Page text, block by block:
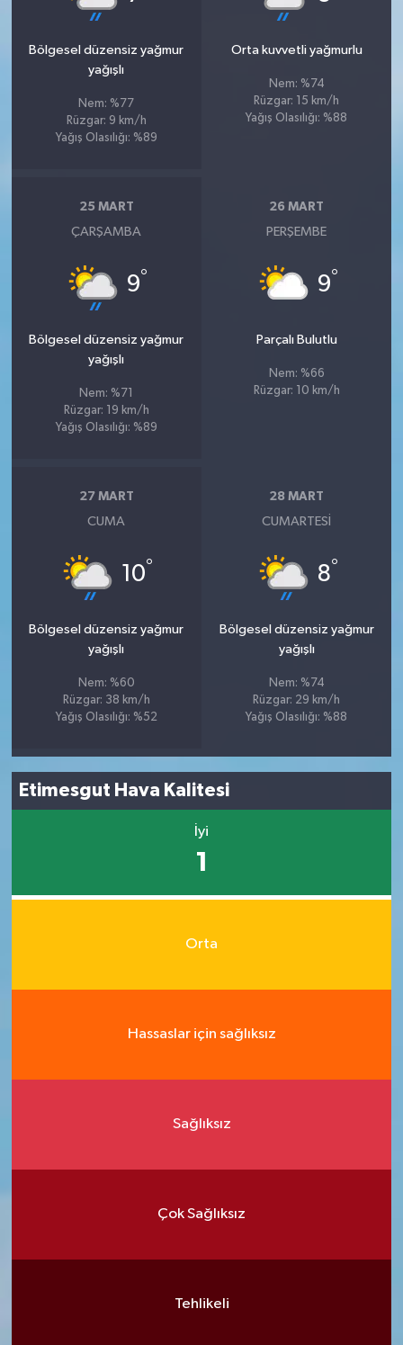
Bölgesel düzensiz yağmur
yağışlı
Nem: %77
Rüzgar: 9 km/h
Yağış Olasılığı: %89
Orta kuvvetli yağmurlu
Nem: %74
Rüzgar: 15 km/h
Yağış Olasılığı: %88
25 MART
ÇARŞAMBA
9°
Bölgesel düzensiz yağmur
yağışlı
Nem: %71
Rüzgar: 19 km/h
Yağış Olasılığı: %89
26 MART
PERŞEMBE
9°
Parçalı Bulutlu
Nem: %66
Rüzgar: 10 km/h
27 MART
CUMA
10°
Bölgesel düzensiz yağmur
yağışlı
Nem: %60
Rüzgar: 38 km/h
Yağış Olasılığı: %52
28 MART
CUMARTESI
8°
Bölgesel düzensiz yağmur
yağışlı
Nem: %74
Rüzgar: 29 km/h
Yağış Olasılığı: %88
Etimesgut Hava Kalitesi
İyi
1
Orta
Hassaslar için sağlıksız
Sağlıksız
Çok Sağlıksız
Tehlikeli